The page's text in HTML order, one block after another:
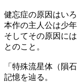
健忘症の原因はい
本作の主人公は少
そしてその原因に
とのこと。
「特殊流星体（隕
記憶を辿る。